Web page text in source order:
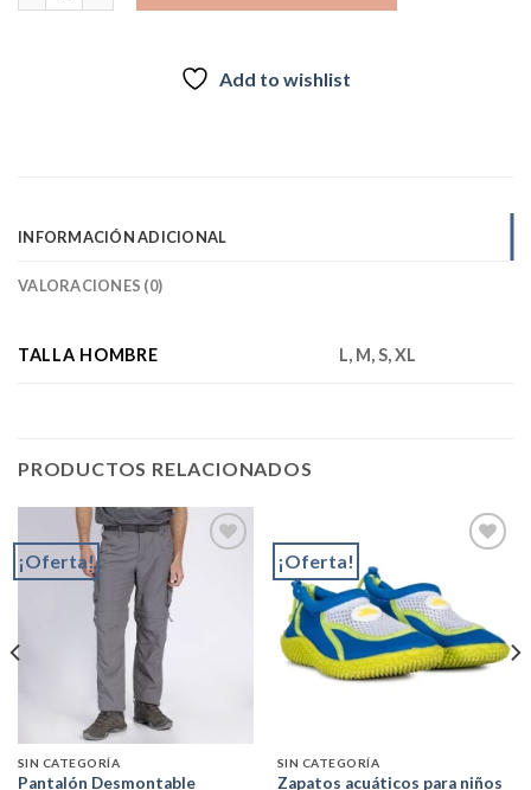
Add to wishlist
INFORMACIÓN ADICIONAL
VALORACIONES (0)
TALLA HOMBRE L, M, S, XL
PRODUCTOS RELACIONADOS
¡Oferta!
SIN CATEGORÍA
Pantalón Desmontable
¡Oferta!
wishlist
SIN CATEGORÍA
Zapatos acuáticos para niños